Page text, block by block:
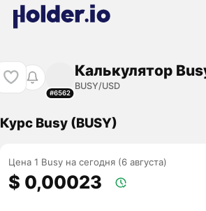
#6562
Калькулятор
BUSY/USD
Курс Busy (BUSY)
Цена 1 Busy на сегодня (6 августа)
$ 0,00023